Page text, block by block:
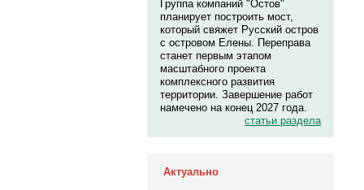
Группа компаний "Остов"
планирует построить мост,
который свяжет Русский остров
с островом Елены. Переправа
станет первым этапом
масштабного проекта
комплексного развития
территории. Завершение работ
намечено на конец 2027 года.
статьи раздела
Актуально